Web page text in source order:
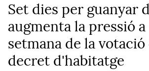
Set dies per guanyar
augmenta la pressió
setmana de la votació
decret d'habitatge